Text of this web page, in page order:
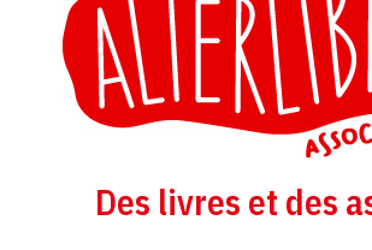
Des livres et des